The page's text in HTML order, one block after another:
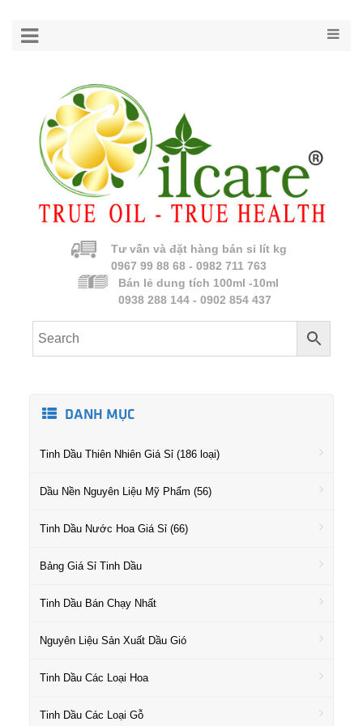
Tư vấn và đặt hàng bán sỉ lít kg
0967 99 88 68 - 0982 711 763
Bán lẻ dung tích 100ml -10ml
0938 288 144 - 0902 854 437
DANH MỤC
Tinh Dầu Thiên Nhiên Giá Sỉ (186 loại)
Dầu Nền Nguyên Liệu Mỹ Phẩm (56)
Tinh Dầu Nước Hoa Giá Sỉ (66)
Bảng Giá Sỉ Tinh Dầu
Tinh Dầu Bán Chạy Nhất
Nguyên Liệu Sản Xuất Dầu Gió
Tinh Dầu Các Loại Hoa
Tinh Dầu Các Loại Gỗ